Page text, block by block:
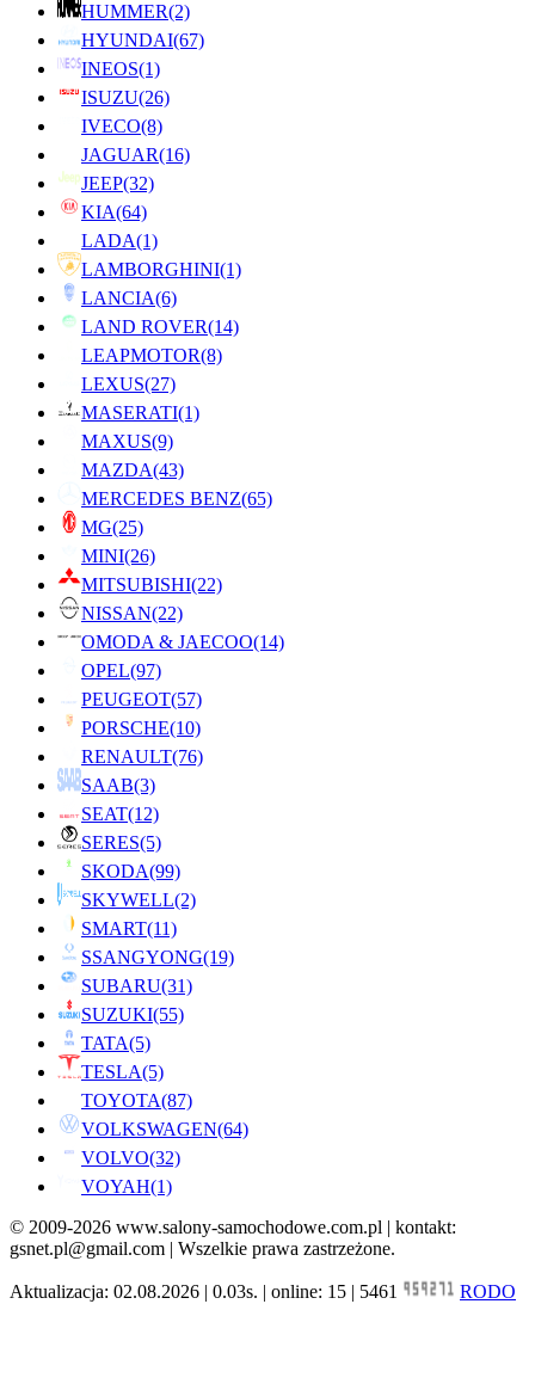
HUMMER(2)
HYUNDAI(67)
INEOS(1)
ISUZU(26)
IVECO(8)
JAGUAR(16)
JEEP(32)
KIA(64)
LADA(1)
LAMBORGHINI(1)
LANCIA(6)
LAND ROVER(14)
LEAPMOTOR(8)
LEXUS(27)
MASERATI(1)
MAXUS(9)
MAZDA(43)
MERCEDES BENZ(65)
MG(25)
MINI(26)
MITSUBISHI(22)
NISSAN(22)
OMODA & JAECOO(14)
OPEL(97)
PEUGEOT(57)
PORSCHE(10)
RENAULT(76)
SAAB(3)
SEAT(12)
SERES(5)
SKODA(99)
SKYWELL(2)
SMART(11)
SSANGYONG(19)
SUBARU(31)
SUZUKI(55)
TATA(5)
TESLA(5)
TOYOTA(87)
VOLKSWAGEN(64)
VOLVO(32)
VOYAH(1)
© 2009-2026 www.salony-samochodowe.com.pl | kontakt:
gsnet.pl@gmail.com | Wszelkie prawa zastrzeżone.
Aktualizacja: 02.08.2026 | 0.03s. | online: 15 | 5461 RODO